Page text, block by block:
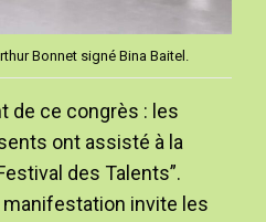
Bonnet signé Bina Baitel.
de ce congrès : les
ont assisté à la
des Talents”.
invite les